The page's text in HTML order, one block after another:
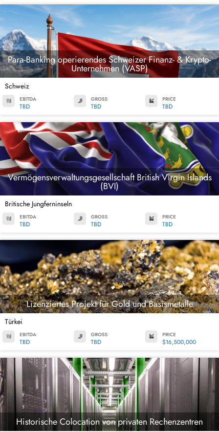
Para-Banking operierendes Schweizer Finanz- & Krypto-
Unternehmen (VASP)
Schweiz
EBITDA
TBD
GROSS
TBD
PRICE
TBD
Vermögensverwaltungsgesellschaft British Virgin Islands
(BVI)
Britische Jungferninseln
EBITDA
TBD
GROSS
TBD
PRICE
TBD
Lizenziertes Projekt für Gold und Basismetalle
Türkei
EBITDA
TBD
GROSS
TBD
PRICE
$16,500,000
Historische Colocation von privaten Rechenzentren